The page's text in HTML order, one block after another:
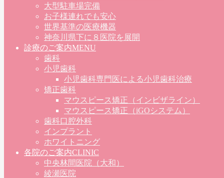
大型駐車場完備
お子様連れでも安心
世界基準の医療機器
神奈川県下に８医院を展開
診療のご案内MENU
歯科
小児歯科
小児歯科専門医による小児歯科治療
矯正歯科
マウスピース矯正（インビザライン）
マウスピース矯正（iGOシステム）
歯科口腔外科
インプラント
ホワイトニング
各院のご案内CLINIC
中央林間医院（大和）
綾瀬医院